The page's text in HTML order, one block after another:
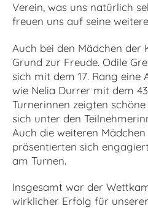
Verein, was uns natürlich
freuen uns auf seine
Auch bei den Mädchen der
Grund zur Freude. Odile
sich mit dem 17. Rang eine
wie Nelia Durrer mit dem
Turnerinnen zeigten
sich unter den
Auch die weiteren
präsentierten sich
am Turnen.
Insgesamt war der
wirklicher Erfolg für